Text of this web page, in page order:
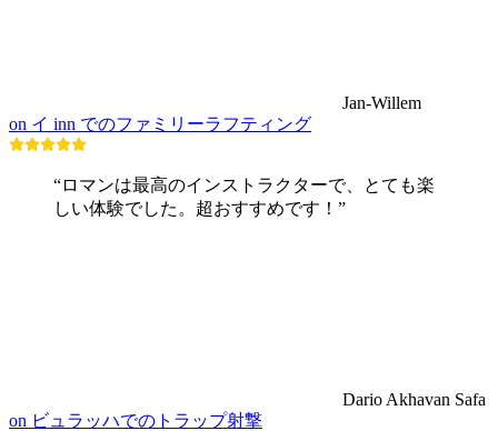
Jan-Willem
on イ inn でのファミリーラフティング
“ロマンは最高のインストラクターで、とても楽
しい体験でした。超おすすめです！”
Dario Akhavan Safa
on ビュラッハでのトラップ射撃